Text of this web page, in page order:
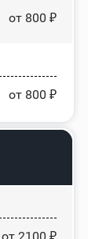
от 800 ₽
от 800 ₽